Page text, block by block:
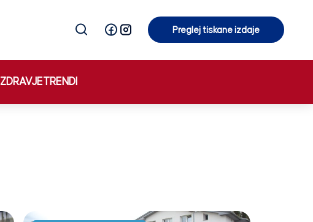
Preglej tiskane izdaje
ZDRAVJETRENDI